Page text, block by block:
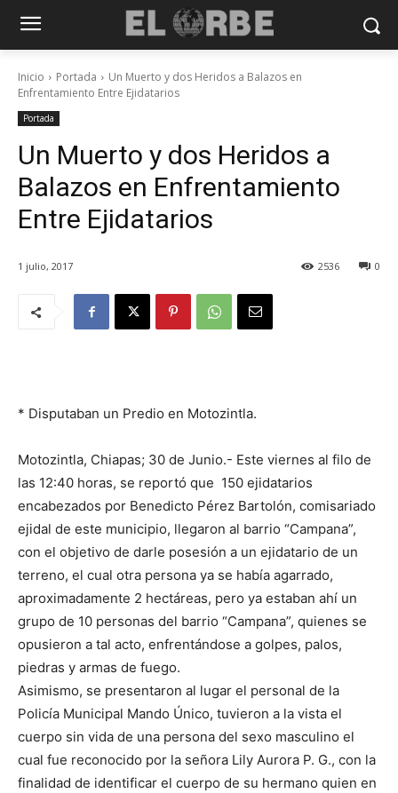
Inicio Portada
Un Muerto y dos Heridos a Balazos en
Enfrentamiento Entre Ejidatarios
Portada
Un Muerto y dos Heridos a
Balazos en Enfrentamiento
Entre Ejidatarios
1 julio, 2017 0
2536
* Disputaban un Predio en Motozintla.
Motozintla, Chiapas; 30 de Junio.- Este viernes al filo de
las 12:40 horas, se reportó que 150 ejidatarios
encabezados por Benedicto Pérez Bartolón, comisariado
ejidal de este municipio, llegaron al barrio “Campana”,
con el objetivo de darle posesión a un ejidatario de un
terreno, el cual otra persona ya se había agarrado,
aproximadamente 2 hectáreas, pero ya estaban ahí un
grupo de 10 personas del barrio “Campana”, quienes se
opusieron a tal acto, enfrentándose a golpes, palos,
piedras y armas de fuego.
Asimismo, se presentaron al lugar el personal de la
Policía Municipal Mando Único, tuvieron a la vista el
cuerpo sin vida de una persona del sexo masculino el
cual fue reconocido por la señora Lily Aurora P. G., con la
finalidad de identificar el cuerpo de su hermano quien en